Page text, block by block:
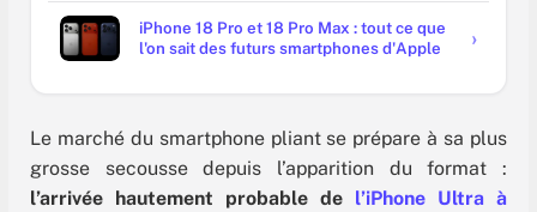
iPhone 18 Pro et 18 Pro Max : tout ce que
l'on sait des futurs smartphones d'Apple
Le marché du smartphone pliant se prépare à sa plus
grosse secousse depuis l’apparition du format :
l’arrivée hautement probable de l’iPhone Ultra à